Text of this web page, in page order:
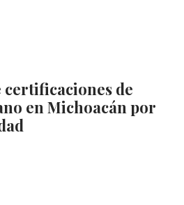
certificaciones de
en Michoacán por